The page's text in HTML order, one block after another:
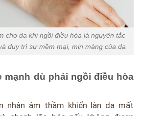
cho da khi ngồi điều hòa là nguyên tắc
duy trì sự mềm mại, mịn màng của da
mạnh dù phải ngồi điều hòa
nhân âm thầm khiến làn da mất